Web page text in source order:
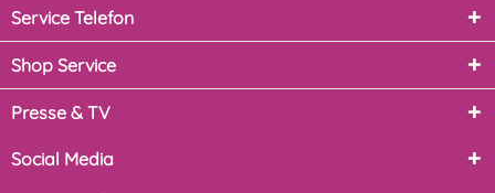
Service Telefon
Shop Service
Presse & TV
Social Media